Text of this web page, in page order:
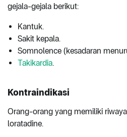
gejala-gejala berikut:
Kantuk.
Sakit kepala.
Somnolence (kesadaran
Takikardia.
Kontraindikasi
Orang-orang yang memiliki
loratadine.